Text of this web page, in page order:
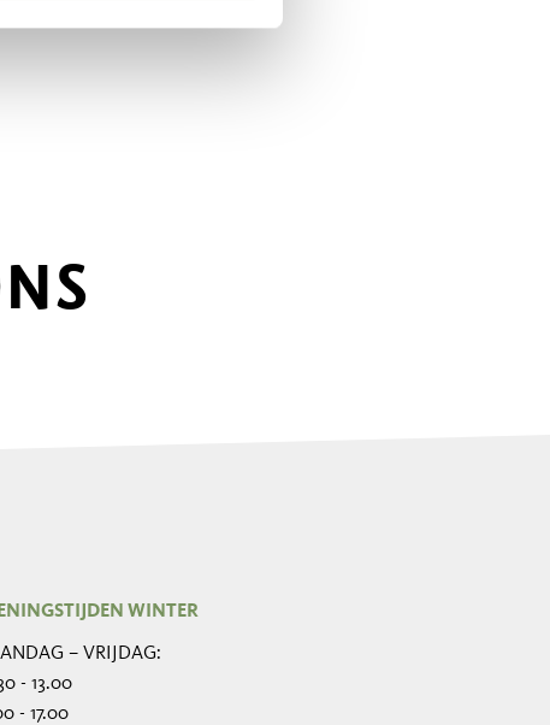
WINTER
– VRIJDAG:
- 13.00
- 17.00